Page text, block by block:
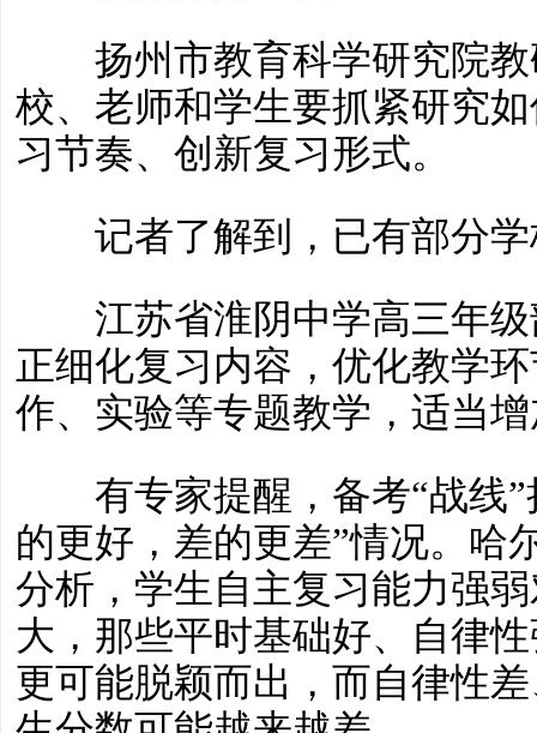
扬州市教育科学研究院教
校、老师和学生要抓紧研究
习节奏、创新复习形式。
记者了解到，已有部分学
江苏省淮阴中学高三年级
正细化复习内容，优化教学
作、实验等专题教学，适当
有专家提醒，备考“战线”
的更好，差的更差”情况。哈
分析，学生自主复习能力强
大，那些平时基础好、自律
更可能脱颖而出，而自律性